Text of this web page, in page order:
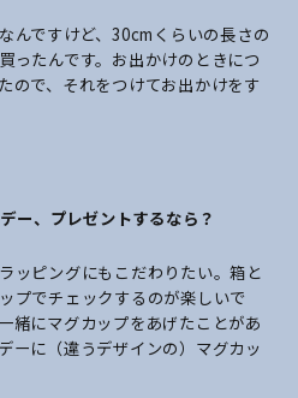
んですけど、30cmくらいの長さの
ったんです。お出かけのときにつ
ので、それをつけてお出かけをす
ー、プレゼントするなら？
ッピングにもこだわりたい。箱と
プでチェックするのが楽しいで
緒にマグカップをあげたことがあ
ーに（違うデザインの）マグカッ